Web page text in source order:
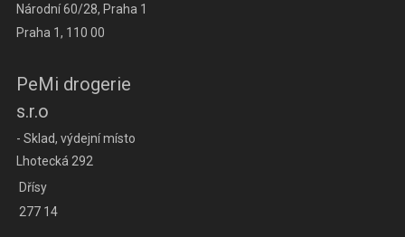
Národní 60/28, Praha 1
Praha 1, 110 00
PeMi drogerie
s.r.o
- Sklad, výdejní místo
Lhotecká 292
Dřísy
277 14